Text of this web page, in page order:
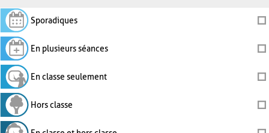
Sporadiques
En plusieurs séances
En classe seulement
Hors classe